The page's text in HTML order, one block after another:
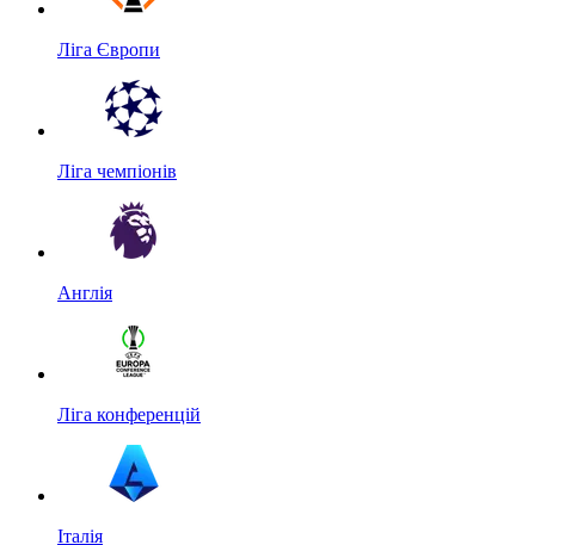
Ліга Європи
Ліга чемпіонів
Англія
Ліга конференцій
Італія